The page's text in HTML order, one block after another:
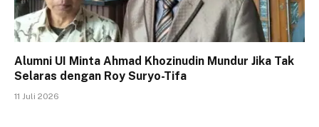
Alumni UI Minta Ahmad Khozinudin Mundur Jika Tak
Selaras dengan Roy Suryo-Tifa
11 Juli 2026